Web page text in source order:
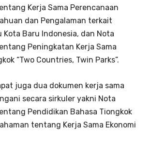
Kerja Sama Perencanaan
dan Pengalaman terkait
Kota Baru Indonesia, dan Nota
Peningkatan Kerja Sama
“Two Countries, Twin Parks”.
juga dua dokumen kerja sama
secara sirkuler yakni Nota
Pendidikan Bahasa Tiongkok
tentang Kerja Sama Ekonomi